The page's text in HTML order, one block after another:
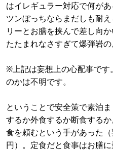
はイレギュラー対応で何が
ツンぼっちならまだしも耐
リーとお膳を挟んで差し向
たたまれなさすぎて爆弾岩
※上記は妄想上の心配事です
のかは不明です。
ということで安全策で素泊
するか外食するか断食する
食を頼むという手があった
円）。定食だと食事はお膳